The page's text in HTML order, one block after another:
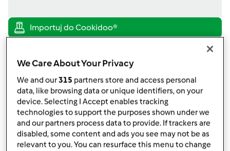
opublikowany: 06/10/23
zmieniono dnia: 06/10/23
Dodaj do moich kolekcji
podziel się przepisem
Stwórz wariant
We Care About Your Privacy
We and our315 partners store and access personal
data, like browsing data or unique identifiers, on your
device. Selecting I Accept enables tracking
technologies to support the purposes shown under we
and our partners process data to provide. If trackers are
disabled, some content and ads you see may not be as
relevant to you. You can resurface this menu to change